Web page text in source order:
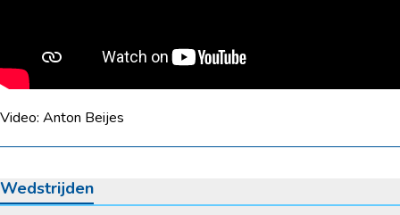
Video: Anton Beijes
Wedstrijden